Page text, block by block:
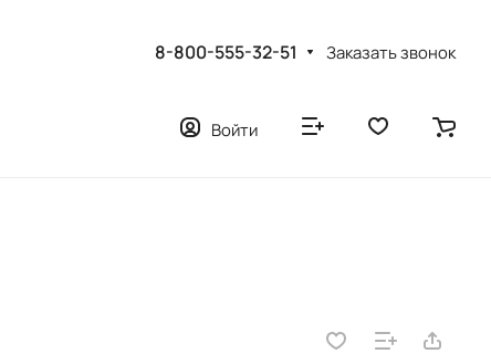
8-800-555-32-51 Заказать звонок
Войти